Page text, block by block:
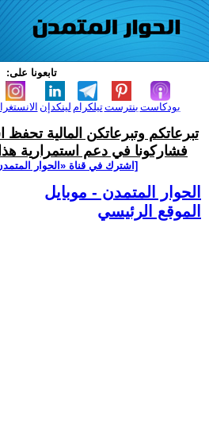
تابعونا على:
لينكدإن تيلكرامبنترست بودكاست
تبرعاتكم وتبرعاتكن المالية تحفظ
فشاركونا في دعم استمرارية
[اشترك في قناة ‫«الحوار
الحوار المتمدن - موبايل
الموقع الرئيسي